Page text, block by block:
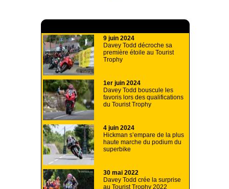
9 juin 2024
Davey Todd décroche sa
première étoile au Tourist
Trophy
1er juin 2024
Davey Todd bouscule les
favoris lors des qualifications
du Tourist Trophy
4 juin 2024
Hickman s’empare de la plus
haute marche du podium du
superbike
30 mai 2022
Davey Todd crée la surprise
au Tourist Trophy 2022